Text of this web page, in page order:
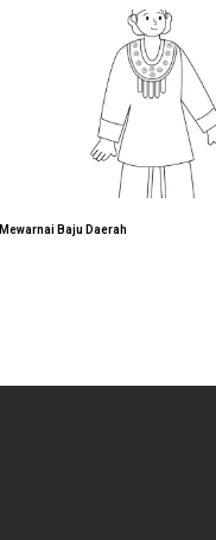
Mewarnai Baju Daerah